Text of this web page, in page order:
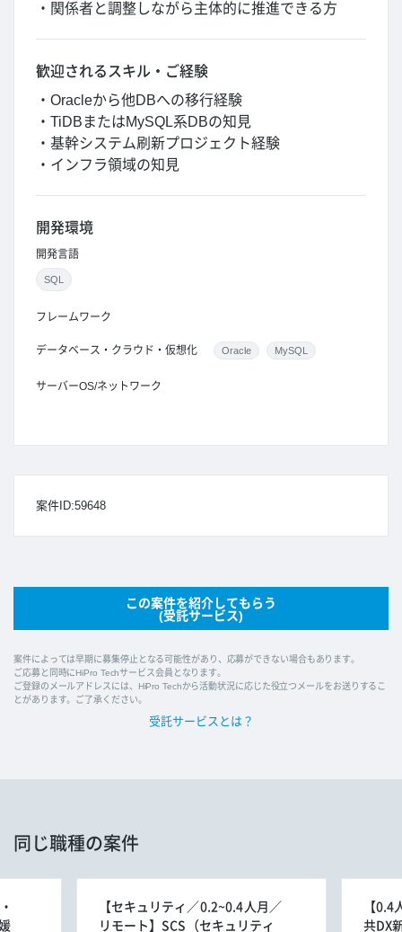
・関係者と調整しながら主体的に推進できる方
歓迎されるスキル・ご経験
・Oracleから他DBへの移行経験
・TiDBまたはMySQL系DBの知見
・基幹システム刷新プロジェクト経験
・インフラ領域の知見
開発環境
開発言語
SQL
フレームワーク
データベース・クラウド・仮想化 Oracle MySQL
サーバーOS/ネットワーク
案件ID:59648
この案件を紹介してもらう
(受託サービス)
案件によっては早期に募集停止となる可能性があり、応募ができない場合もあります。
ご応募と同時にHiPro Techサービス会員となります。
ご登録のメールアドレスには、HiPro Techから活動状況に応じた役立つメールをお送りするこ
とがあります。ご了承ください。
受託サービスとは？
同じ職種の案件
【セキュリティ／0.2~0.4人月／
リモート】SCS（セキュリティ
【
共DX